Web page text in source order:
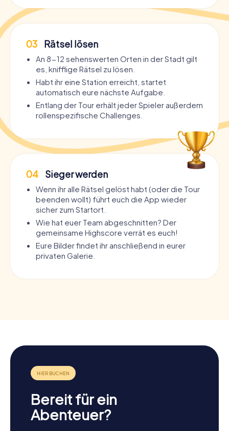
03 Rätsel lösen
An 8-12 sehenswerten Orten in der Stadt gilt
es, knifflige Rätsel zu lösen.
Habt ihr eine Station erreicht, startet
automatisch eure nächste Aufgabe.
Entlang der Tour erhält jeder Spieler außerdem
rollenspezifische Challenges.
04 Sieger werden
Wenn ihr alle Rätsel gelöst habt (oder die Tour
beenden wollt) führt euch die App wieder
sicher zum Startort.
Wie hat euer Team abgeschnitten? Der
gemeinsame Highscore verrät es euch!
Eure Bilder findet ihr anschließend in eurer
privaten Galerie.
Bereit für ein
Abenteuer?